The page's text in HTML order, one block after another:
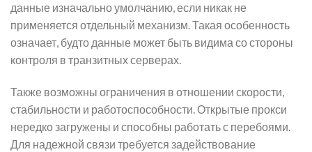
данные изначально умолчанию, если никак не
применяется отдельный механизм. Такая особенность
означает, будто данные может быть видима со стороны
контроля в транзитных серверах.
Также возможны ограничения в отношении скорости,
стабильности и работоспособности. Открытые прокси
нередко загружены и способны работать с перебоями.
Для надежной связи требуется задействование